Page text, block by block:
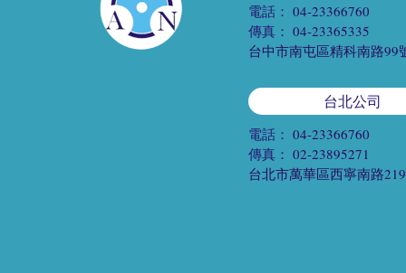
電話： 04-23366760
傳真： 04-23365335
台中市南屯區精科南路99
台北公司
電話： 04-23366760
傳真： 02-23895271
台北市萬華區西寧南路